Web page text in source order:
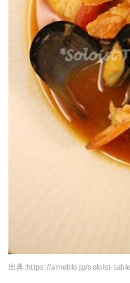
出典:https://ameblo.jp/soloist-